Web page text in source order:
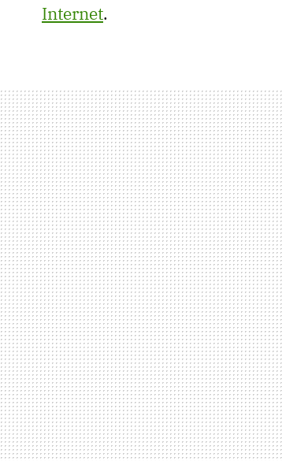
Internet.